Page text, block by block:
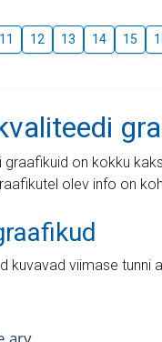
11 12 13 14 15
graafikuid on kokku
olev info on
kuvavad viimase tunni